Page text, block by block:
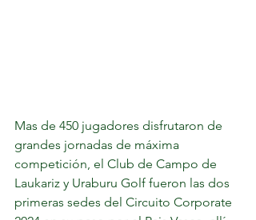
Mas de 450 jugadores disfrutaron de
grandes jornadas de máxima
competición, el Club de Campo de
Laukariz y Uraburu Golf fueron las dos
primeras sedes del Circuito Corporate